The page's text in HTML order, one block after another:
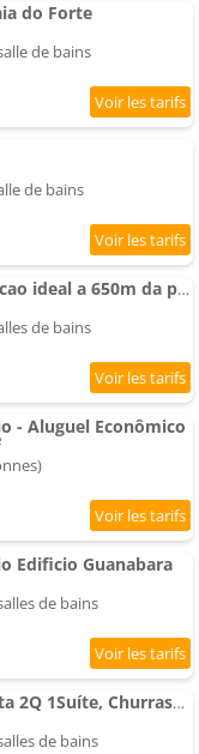
do Forte
de bains
de bains
Loft c varanda e localizacao ideal a 650m da praia
de bains
- Aluguel Econômico
Edificio Guanabara
de bains
Apto Cobertura Completa 2Q 1Suíte, Churrasqueira
de bains